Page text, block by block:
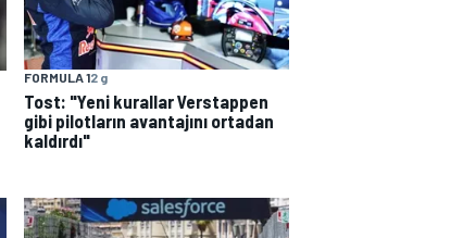
FORMULA 12 g
Tost: "Yeni kurallar Verstappen
gibi pilotların avantajını ortadan
kaldırdı"